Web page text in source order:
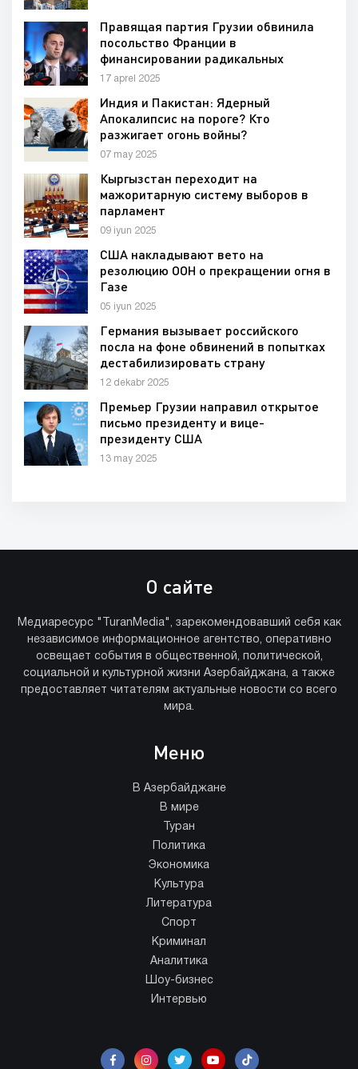
Правящая партия Грузии обвинила
посольство Франции в
финансировании радикальных
организаций
17 aprel 2025
Индия и Пакистан: Ядерный
Апокалипсис на пороге? Кто
разжигает огонь войны?
07 may 2025
Кыргызстан переходит на
мажоритарную систему выборов в
парламент
09 iyun 2025
США накладывают вето на
резолюцию ООН о прекращении огня в
Газе
05 iyun 2025
Германия вызывает российского
посла на фоне обвинений в попытках
дестабилизировать страну
12 dekabr 2025
Премьер Грузии направил открытое
письмо президенту и вице-
президенту США
13 may 2025
О сайте
Медиаресурс "TuranMedia", зарекомендовавший себя как
независимое информационное агентство, оперативно
освещает события в общественной, политической,
социальной и культурной жизни Азербайджана, а также
предоставляет читателям актуальные новости со всего
мира.
Меню
В Азербайджане
В мире
Туран
Политика
Экономика
Культура
Литература
Спорт
Криминал
Аналитика
Шоу-бизнес
Интервью